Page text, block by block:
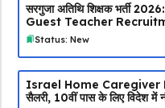
सरगुजा अतिथि शिक्षक भर्ती
Guest Teacher
Status: New
Israel Home Caregiver
सैलरी, 10वीं पास के लिए विदेश में